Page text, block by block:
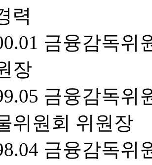
력
금융감독위
장
금융감독위
위원회 위원장
금융감독위